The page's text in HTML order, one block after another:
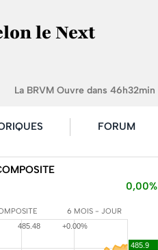
le Next
La BRVM Ouvre dans 46h32min
FORUM
0,00%
6 MOIS - JOUR
485.48 +0.00%